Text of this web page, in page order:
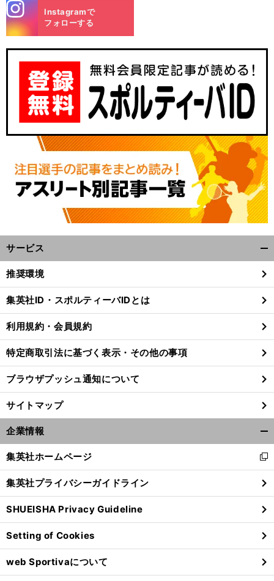
プ
。
既
」
m
Instagramで
フォローする
サービス
閉
る
推奨環境
集英社ID・スポルティーバIDとは
利用規約・会員規約
特定商取引法に基づく表示・その他の事項
ブラウザプッシュ通知について
サイトマップ
企業情報
閉
る
集英社ホームページ
新
し
い
ウ
ィ
ン
ド
ウ
で
開
集英社プライバシーガイドライン
SHUEISHA Privacy Guideline
Setting of Cookies
web Sportivaについて